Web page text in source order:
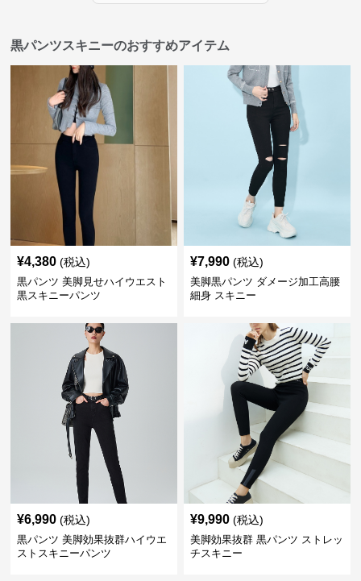
黒パンツスキニーのおすすめアイテム
¥4,380 (税込)
黒パンツ 美脚見せハイウエスト
黒スキニーパンツ
¥7,990 (税込)
美脚黒パンツ ダメージ加工高腰
細身 スキニー
¥6,990 (税込)
黒パンツ 美脚効果抜群ハイウエ
ストスキニーパンツ
¥9,990 (税込)
美脚効果抜群 黒パンツ ストレッ
チスキニー